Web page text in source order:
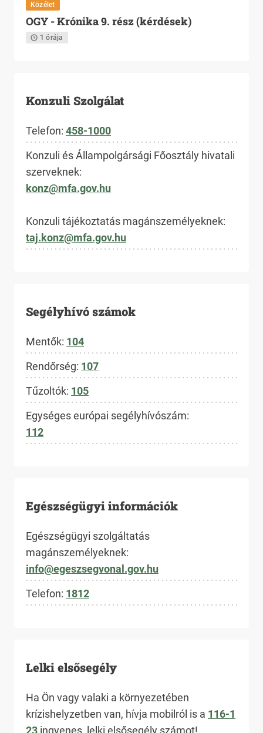
Közélet
OGY - Krónika 9. rész (kérdések)
1 órája
Konzuli Szolgálat
Telefon: 458-1000
Konzuli és Állampolgársági Főosztály hivatali
szerveknek:
konz@mfa.gov.hu
Konzuli tájékoztatás magánszemélyeknek:
taj.konz@mfa.gov.hu
Segélyhívó számok
Mentők: 104
Rendőrség: 107
Tűzoltók: 105
Egységes európai segélyhívószám:
112
Egészségügyi információk
Egészségügyi szolgáltatás
magánszemélyeknek:
info@egeszsegvonal.gov.hu
Telefon: 1812
Lelki elsősegély
Ha Ön vagy valaki a környezetében
krízishelyzetben van, hívja mobilról is a 116-1
23 ingyenes, lelki elsősegély számot!